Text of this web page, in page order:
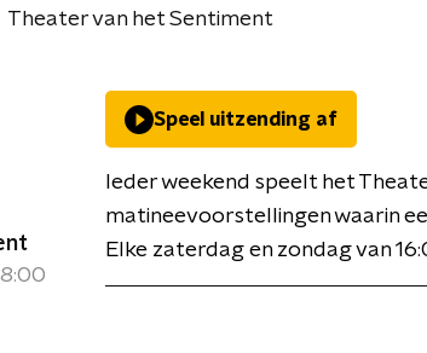
Theater van het Sentiment
Speel uitzending af
Ieder weekend speelt het
matineevoorstellingen waarin
Elke zaterdag en zondag van